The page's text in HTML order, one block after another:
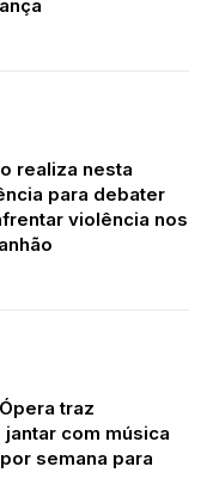
realiza nesta
para debater
violência nos
traz
com música
semana para